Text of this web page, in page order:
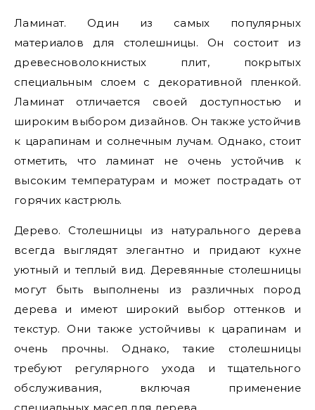
Ламинат. Один из самых популярных
материалов для столешницы. Он состоит из
древесноволокнистых плит, покрытых
специальным слоем с декоративной пленкой.
Ламинат отличается своей доступностью и
широким выбором дизайнов. Он также устойчив
к царапинам и солнечным лучам. Однако, стоит
отметить, что ламинат не очень устойчив к
высоким температурам и может пострадать от
горячих кастрюль.
Дерево. Столешницы из натурального дерева
всегда выглядят элегантно и придают кухне
уютный и теплый вид. Деревянные столешницы
могут быть выполнены из различных пород
дерева и имеют широкий выбор оттенков и
текстур. Они также устойчивы к царапинам и
очень прочны. Однако, такие столешницы
требуют регулярного ухода и тщательного
обслуживания, включая применение